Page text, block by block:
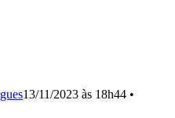
13/11/2023 às 18h44 •